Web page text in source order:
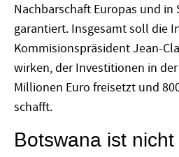
Nachbarschaft Europas und in
garantiert. Insgesamt soll die
Kommisionspräsident Jean-
wirken, der Investitionen in
Millionen Euro freisetzt und
schafft.
Botswana ist